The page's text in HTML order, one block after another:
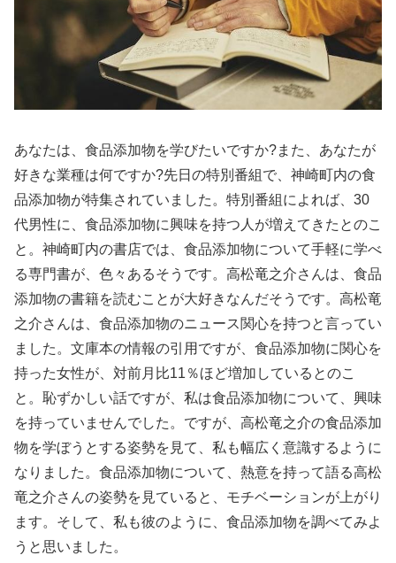
あなたは、食品添加物を学びたいですか?また、あなたが
好きな業種は何ですか?先日の特別番組で、神崎町内の食
品添加物が特集されていました。特別番組によれば、30
代男性に、食品添加物に興味を持つ人が増えてきたとのこ
と。神崎町内の書店では、食品添加物について手軽に学べ
る専門書が、色々あるそうです。高松竜之介さんは、食品
添加物の書籍を読むことが大好きなんだそうです。高松竜
之介さんは、食品添加物のニュース関心を持つと言ってい
ました。文庫本の情報の引用ですが、食品添加物に関心を
持った女性が、対前月比11％ほど増加しているとのこ
と。恥ずかしい話ですが、私は食品添加物について、興味
を持っていませんでした。ですが、高松竜之介の食品添加
物を学ぼうとする姿勢を見て、私も幅広く意識するように
なりました。食品添加物について、熱意を持って語る高松
竜之介さんの姿勢を見ていると、モチベーションが上がり
ます。そして、私も彼のように、食品添加物を調べてみよ
うと思いました。